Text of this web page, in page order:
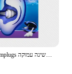
אלפיני sleephumplugs אטמי אוזניים מקצועיים לשינה עמוקה